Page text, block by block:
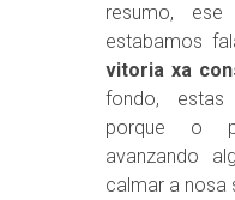
resumo,
estabamos
vitoria xa
fondo,
porque o
avanzando
calmar a nosa